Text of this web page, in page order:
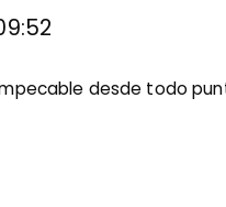
desde todo